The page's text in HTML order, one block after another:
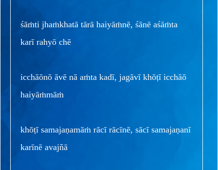
śāṁti jhaṁkhatā tārā haiyāṁnē, śānē aśāṁta
karī rahyō chē
icchāōnō āvē nā aṁta kadī, jagāvī khōṭī icchāō
haiyāṁmāṁ
khōṭī samajaṇamāṁ rācī rācīnē, sācī samajaṇanī
karīnē avajñā